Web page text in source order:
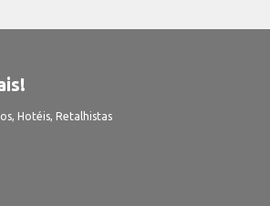
Hotéis, Retalhistas